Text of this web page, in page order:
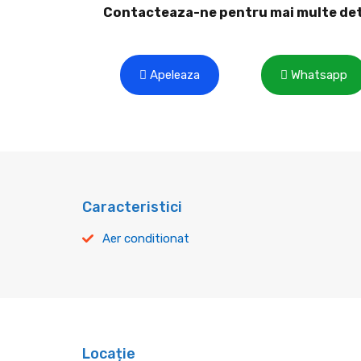
Contacteaza-ne pentru mai multe
Apeleaza Whatsapp
Caracteristici
Aer conditionat
Locație